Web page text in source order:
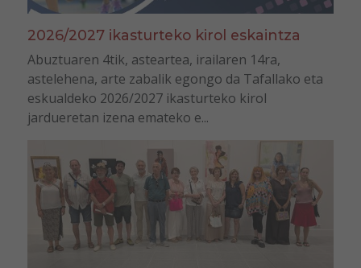
2026/2027 ikasturteko kirol eskaintza
Abuztuaren 4tik, asteartea, irailaren 14ra,
astelehena, arte zabalik egongo da Tafallako eta
eskualdeko 2026/2027 ikasturteko kirol
jardueretan izena emateko e...